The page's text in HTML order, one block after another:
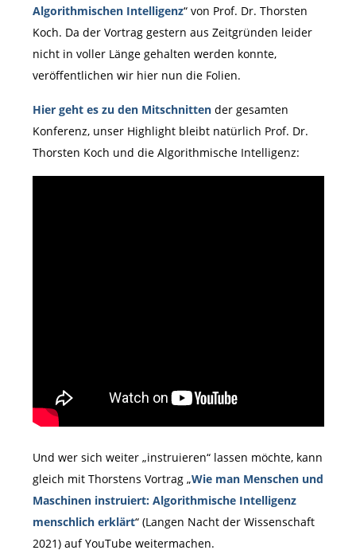
Algorithmischen Intelligenz“ von Prof. Dr. Thorsten
Koch. Da der Vortrag gestern aus Zeitgründen leider
nicht in voller Länge gehalten werden konnte,
veröffentlichen wir hier nun die Folien.
Hier geht es zu den Mitschnittender gesamten
Konferenz, unser Highlight bleibt natürlich Prof. Dr.
Thorsten Koch und die Algorithmische Intelligenz:
Und wer sich weiter „instruieren“ lassen möchte, kann
gleich mit Thorstens Vortrag „Wie man Menschen und
Maschinen instruiert: Algorithmische Intelligenz
menschlich erklärt“ (Langen Nacht der Wissenschaft
2021) auf YouTube weitermachen.